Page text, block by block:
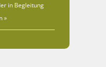
in Begleitung
»